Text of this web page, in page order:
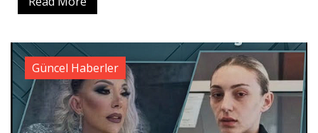
Güncel Haberler